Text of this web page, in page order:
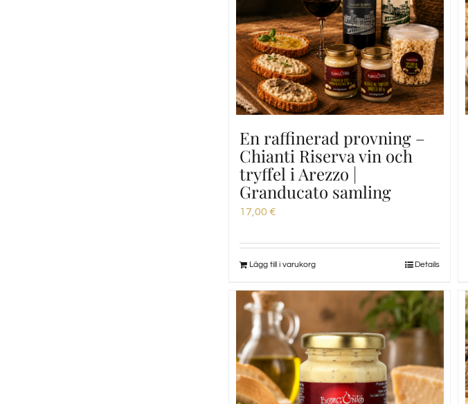
En raffinerad provning –
Chianti Riserva vin och
tryffel i Arezzo |
Granducato samling
17,00 €
Lägg till i varukorg Details